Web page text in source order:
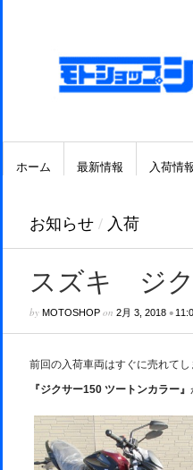
ホーム 最新情報 入荷情
お知らせ / 入荷
スズキ ジ
by MOTOSHOPon 2月 3, 2018•
前回の入荷車両はすぐに売れて
『ジクサー150 ツートンカラー』